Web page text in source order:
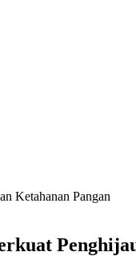
Ketahanan Pangan